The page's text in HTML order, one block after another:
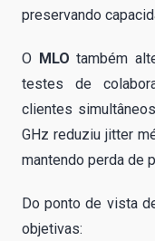
preservando
O MLO também
testes de
clientes
GHz reduziu jitter
mantendo perda de
Do ponto de vista
objetivas: